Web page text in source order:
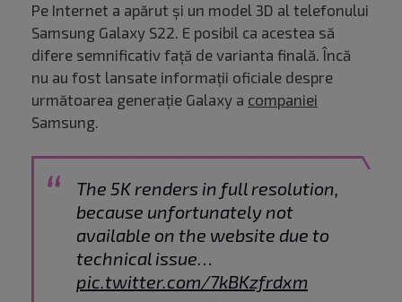
Pe Internet a apărut și un model 3D al telefonului
Samsung Galaxy S22. E posibil ca acestea să
difere semnificativ față de varianta finală. Încă
nu au fost lansate informații oficiale despre
următoarea generație Galaxy a companiei
Samsung.
The 5K renders in full resolution,
because unfortunately not
available on the website due to
technical issue…
pic.twitter.com/7kBKzfrdxm